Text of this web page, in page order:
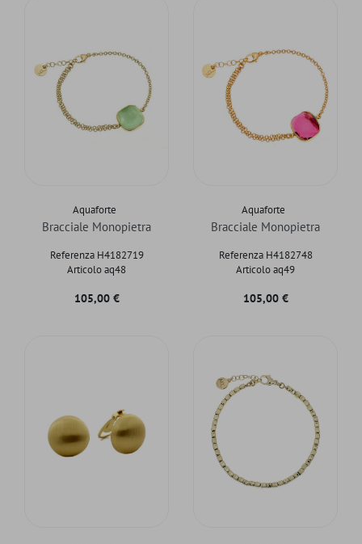
Aquaforte
Bracciale Monopietra
Referenza H4182719
Articolo aq48
Prezzo
105,00 €
Aquaforte
Bracciale Monopietra
Referenza H4182748
Articolo aq49
Prezzo
105,00 €